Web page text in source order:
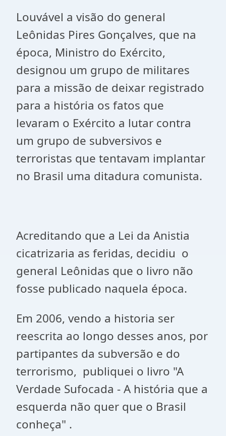
Louvável a visão do general
Leônidas Pires Gonçalves, que na
época, Ministro do Exército,
designou um grupo de militares
para a missão de deixar registrado
para a história os fatos que
levaram o Exército a lutar contra
um grupo de subversivos e
terroristas que tentavam implantar
no Brasil uma ditadura comunista.
Acreditando que a Lei da Anistia
cicatrizaria as feridas, decidiu o
general Leônidas que o livro não
fosse publicado naquela época.
Em 2006, vendo a historia ser
reescrita ao longo desses anos, por
partipantes da subversão e do
terrorismo, publiquei o livro "A
Verdade Sufocada - A história que a
esquerda não quer que o Brasil
conheça" .